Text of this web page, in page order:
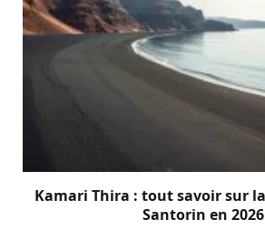
Kamari Thira : tout savoir sur
Santorin en 2026